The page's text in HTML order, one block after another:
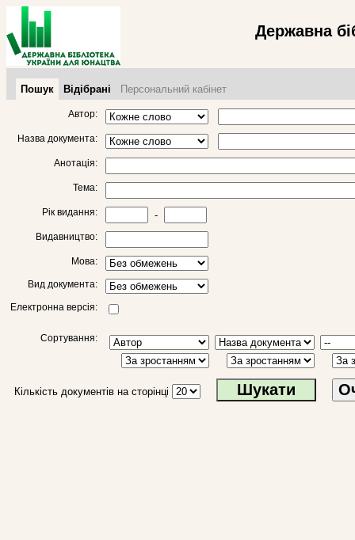
Державна
Пошук Відібрані Персональний кабінет
Автор:
Назва документа:
Анотація:
Тема:
Рік видання: -
Видавництво:
Мова:
Вид документа:
Електронна версія:
Сортування:
Кількість документів на сторінці